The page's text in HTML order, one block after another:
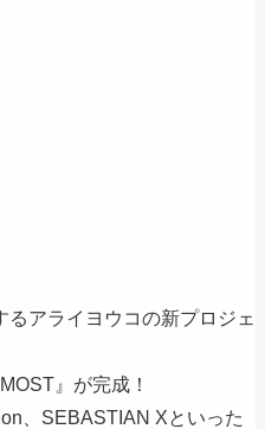
アライヨウコの新プロジェ
』が完成！
、SEBASTIAN Xといった